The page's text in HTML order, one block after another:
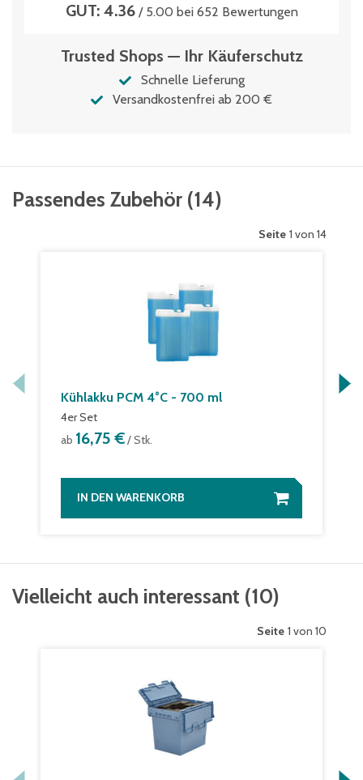
GUT: 4.36/ 5.00 bei 652 Bewertungen
Trusted Shops — Ihr Käuferschutz
Schnelle Lieferung
Versandkostenfrei ab 200 €
Passendes Zubehör (14)
Seite 1 von 14
Kühlakku PCM 4°C - 700 ml
4er Set
ab 16,75 €/ Stk.
IN DEN WARENKORB
Vielleicht auch interessant (10)
Seite 1 von 10